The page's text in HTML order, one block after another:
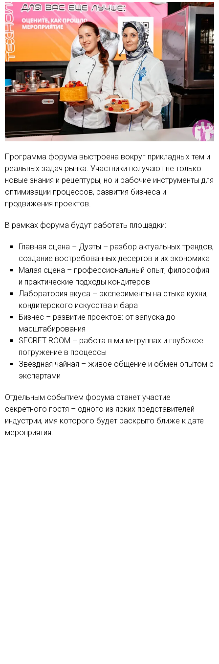
Программа форума выстроена вокруг прикладных тем и
реальных задач рынка. Участники получают не только
новые знания и рецептуры, но и рабочие инструменты для
оптимизации процессов, развития бизнеса и
продвижения проектов.
В рамках форума будут работать площадки:
Главная сцена – Дуэты – разбор актуальных трендов,
создание востребованных десертов и их экономика
Малая сцена – профессиональный опыт, философия
и практические подходы кондитеров
Лаборатория вкуса – эксперименты на стыке кухни,
кондитерского искусства и бара
Бизнес – развитие проектов: от запуска до
масштабирования
SECRET ROOM – работа в мини-группах и глубокое
погружение в процессы
Звёздная чайная – живое общение и обмен опытом с
экспертами
Отдельным событием форума станет участие
секретного гостя – одного из ярких представителей
индустрии, имя которого будет раскрыто ближе к дате
мероприятия.